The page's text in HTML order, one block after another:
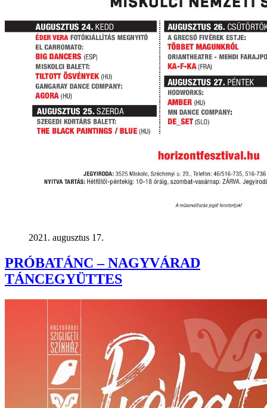
2021. augusztus 17.
PRÓBATÁNC – NAGYVÁRAD
TÁNCEGYÜTTES